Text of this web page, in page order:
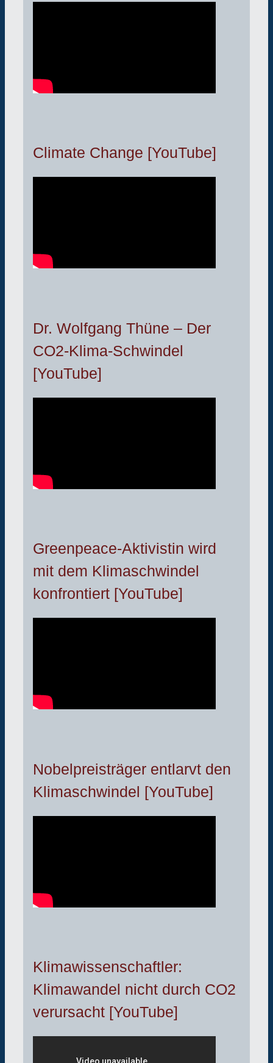
Climate Change [YouTube]
Dr. Wolfgang Thüne – Der
CO2-Klima-Schwindel
[YouTube]
Greenpeace-Aktivistin wird
mit dem Klimaschwindel
konfrontiert [YouTube]
Nobelpreisträger entlarvt den
Klimaschwindel [YouTube]
Klimawissenschaftler:
Klimawandel nicht durch CO2
verursacht [YouTube]